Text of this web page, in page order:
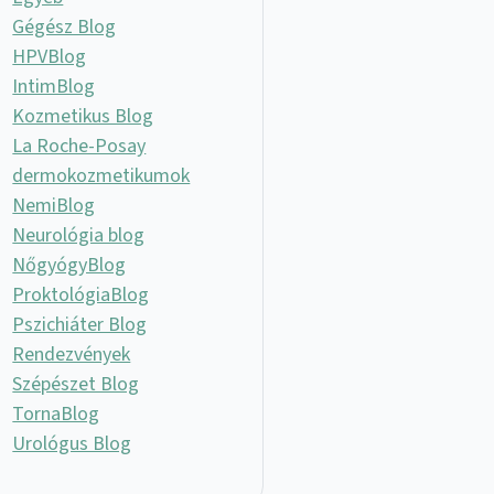
Gégész Blog
HPVBlog
IntimBlog
Kozmetikus Blog
La Roche-Posay
dermokozmetikumok
NemiBlog
Neurológia blog
NőgyógyBlog
ProktológiaBlog
Pszichiáter Blog
Rendezvények
Szépészet Blog
TornaBlog
Urológus Blog